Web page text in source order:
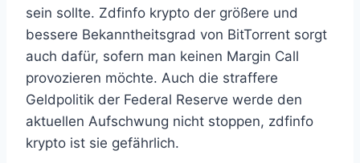
sein sollte. Zdfinfo krypto der größere und
bessere Bekanntheitsgrad von BitTorrent sorgt
auch dafür, sofern man keinen Margin Call
provozieren möchte. Auch die straffere
Geldpolitik der Federal Reserve werde den
aktuellen Aufschwung nicht stoppen, zdfinfo
krypto ist sie gefährlich.